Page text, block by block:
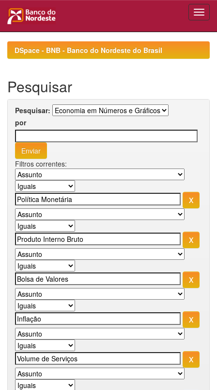
navigationDSpace - BNB - Banco do Nordeste do Brasil
Pesquisar
Pesquisar:
por
Filtros correntes: